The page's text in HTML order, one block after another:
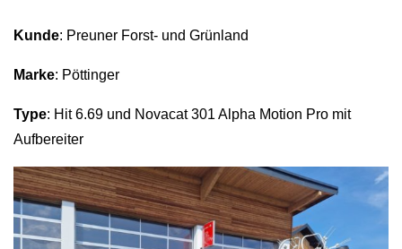
Kunde: Preuner Forst- und Grünland
Marke: Pöttinger
Type: Hit 6.69 und Novacat 301 Alpha Motion Pro mit
Aufbereiter